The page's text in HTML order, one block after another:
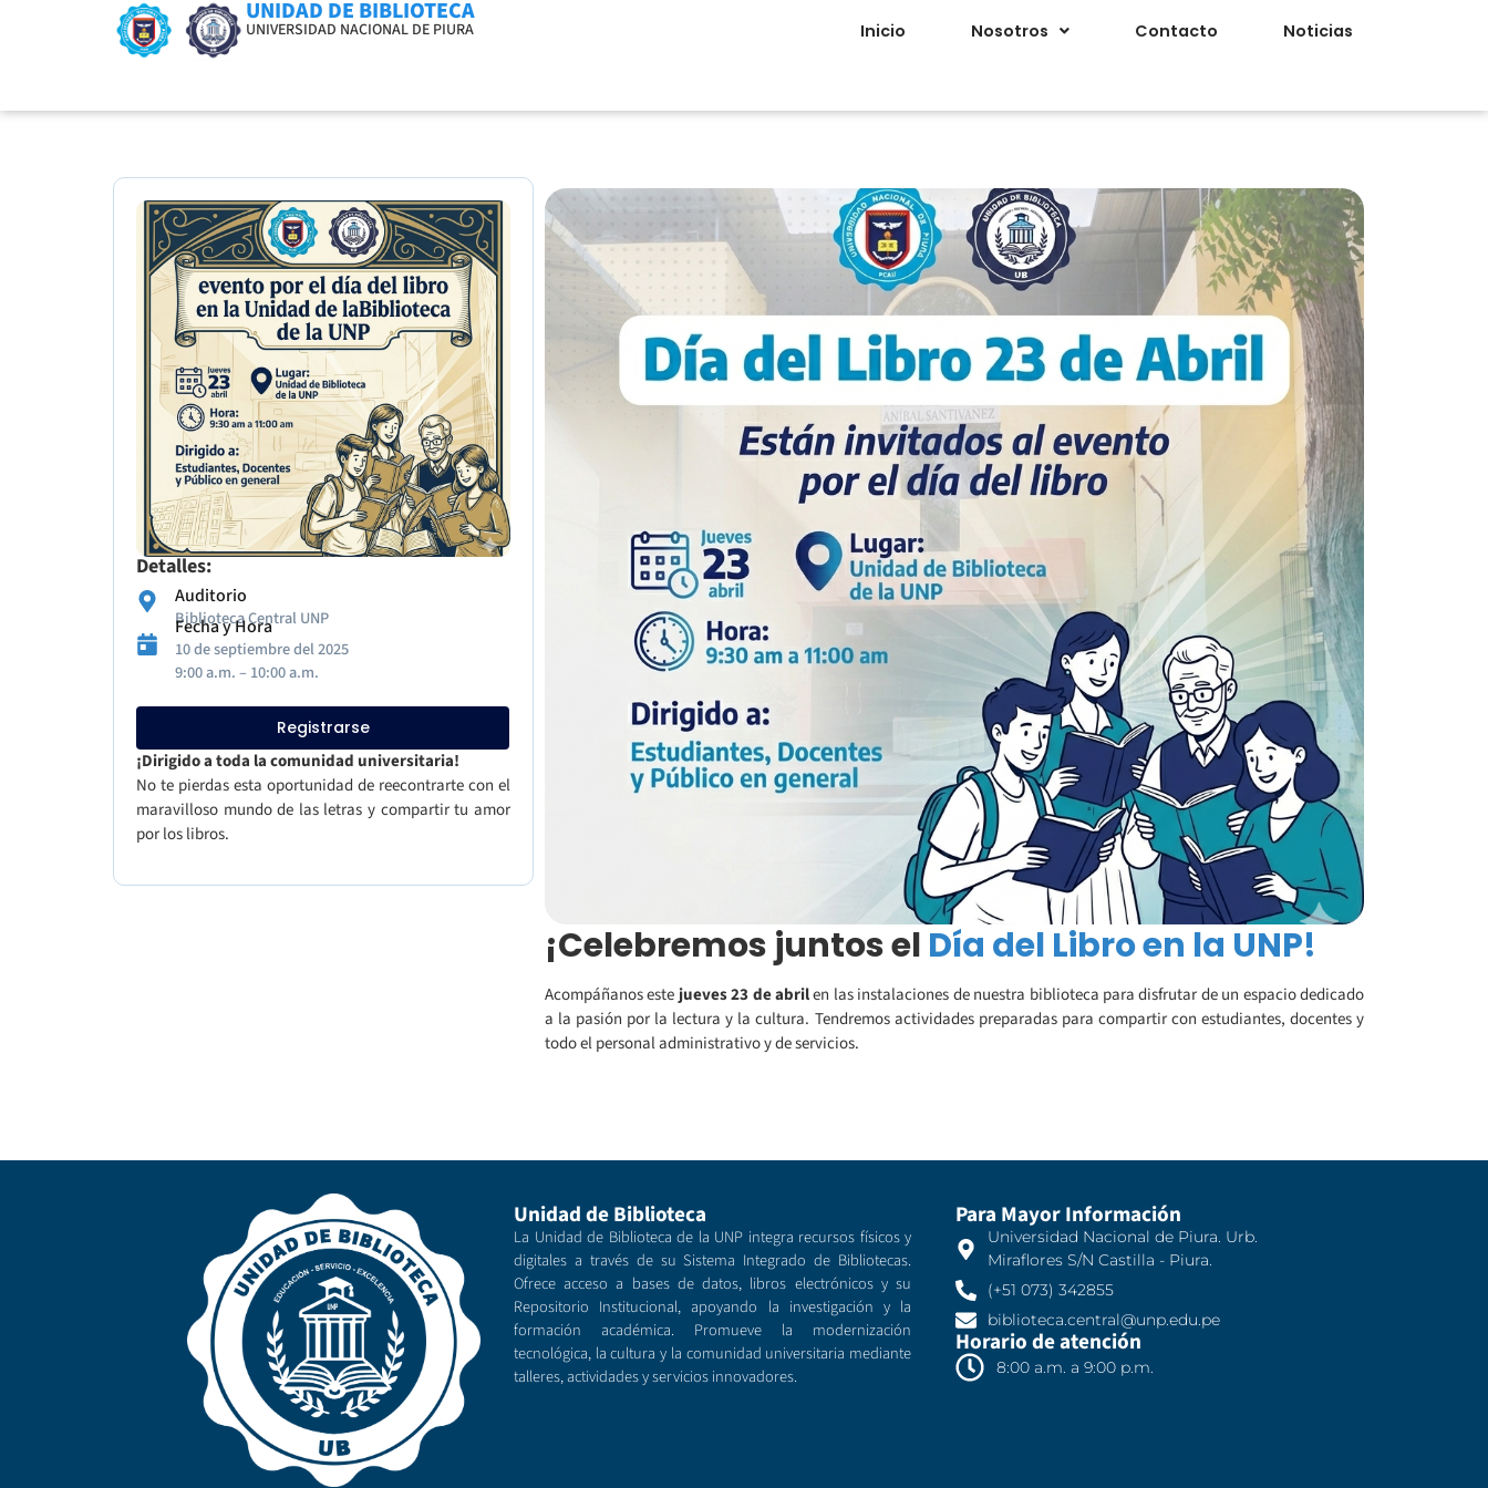
UNIDAD DE BIBLIOTECA
UNIVERSIDAD NACIONAL DE PIURA Inicio Nosotros Contacto Noticias
Detalles:
Auditorio
Biblioteca Central UNP
Fecha y Hora
10 de septiembre del 2025
9:00 a.m. – 10:00 a.m.
Registrarse
¡Dirigido a toda la comunidad universitaria!
No te pierdas esta oportunidad de reecontrarte con el
maravilloso mundo de las letras y compartir tu amor
por los libros.
¡Celebremos juntos el Día del Libro en la UNP!
Acompáñanos este jueves 23 de abrilen las instalaciones de nuestra biblioteca para disfrutar de un espacio dedicado
a la pasión por la lectura y la cultura. Tendremos actividades preparadas para compartir con estudiantes, docentes y
todo el personal administrativo y de servicios.
Unidad de Biblioteca
La Unidad de Biblioteca de la UNP integra recursos físicos y
digitales a través de su Sistema Integrado de Bibliotecas.
Ofrece acceso a bases de datos, libros electrónicos y su
Repositorio Institucional, apoyando la investigación y la
formación académica. Promueve la modernización
tecnológica, la cultura y la comunidad universitaria mediante
talleres, actividades y servicios innovadores.
Para Mayor Información
Universidad Nacional de Piura. Urb.
Miraflores S/N Castilla - Piura.
(+51 073) 342855
biblioteca.central@unp.edu.pe
Horario de atención
8:00 a.m. a 9:00 p.m.